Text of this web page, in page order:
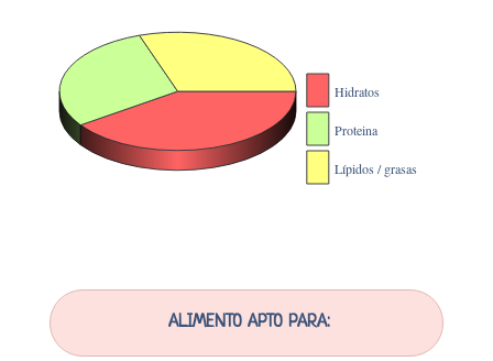
ALIMENTO APTO PARA: